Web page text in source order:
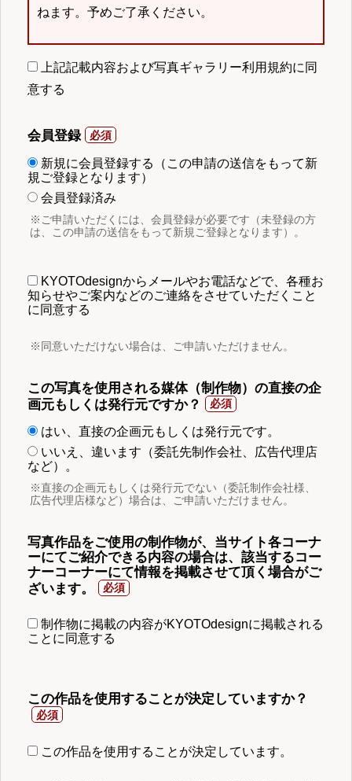
ねます。予めご了承ください。
上記記載内容および写真ギャラリー利用規約に同
意する
会員登録
新規に会員登録する（この申請の送信をもって新
規ご登録となります）
会員登録済み
※ご申請いただくには、会員登録が必要です（未登録の方
は、この申請の送信をもって新規ご登録となります）。
KYOTOdesignからメールやお電話などで、各種お
知らせやご案内などのご連絡をさせていただくこと
に同意する
※同意いただけない場合は、ご申請いただけません。
この写真を使用される媒体（制作物）の直接の企
画元もしくは発行元ですか？
はい、直接の企画元もしくは発行元です。
いいえ、違います（委託先制作会社、広告代理店
など）。
※直接の企画元もしくは発行元でない（委託制作会社様、
広告代理店様など）場合は、ご申請いただけません。
写真作品をご使用の制作物が、当サイト各コーナ
ーにてご紹介できる内容の場合は、該当するコー
ナーコーナーにて情報を掲載させて頂く場合がご
ざいます。
制作物に掲載の内容がKYOTOdesignに掲載される
ことに同意する
この作品を使用することが決定していますか？
この作品を使用することが決定しています。